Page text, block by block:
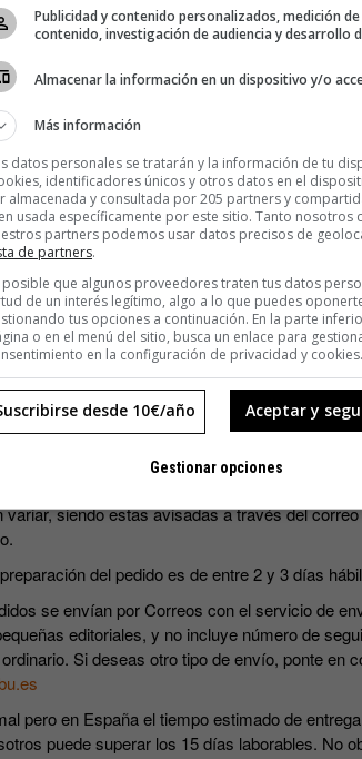
Accede al contenido exclusivo de
Recibe newsletters con contenido exclusivo
suscriptores.
Sin compromiso de permanencia. Recibe
los cuatro números que publicamos cada
Precio para la península y Baleares.
SUSCRIBIRME
incluyen IVA.
incluyen los cuatro números que se editan
variar, siendo estas avisadas a través del
del pedido es de entre 2 y 3 días
se envían por Correos con el servicio de
editoriales, y no incluye número de
Si deseas otro tipo de envío, ponte en
pero en España el tiempo estimado de
puede superar los 15 días laborables. No
Publicidad y contenido personalizados, medición
contenido, investigación de audiencia y desarrollo
Almacenar la información en un dispositivo y/o
Más información
datos personales se tratarán y la información de tu
identificadores únicos y otros datos en el
almacenada y consultada por 205 partners y
usada específicamente por este sitio. Tanto nosotros
partners podemos usar datos precisos de
de partners.
posible que algunos proveedores traten tus datos
de un interés legítimo, algo a lo que puedes
tus opciones a continuación. En la parte
o en el menú del sitio, busca un enlace para
en la configuración de privacidad y cookies.
Aceptar y
desde 10€/año
Gestionar opciones